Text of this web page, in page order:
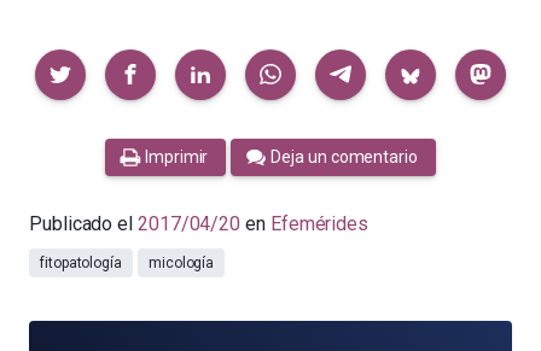
Compartir
Imprimir Deja un comentario
Publicado el 2017/04/20 en Efemérides
fitopatología micología